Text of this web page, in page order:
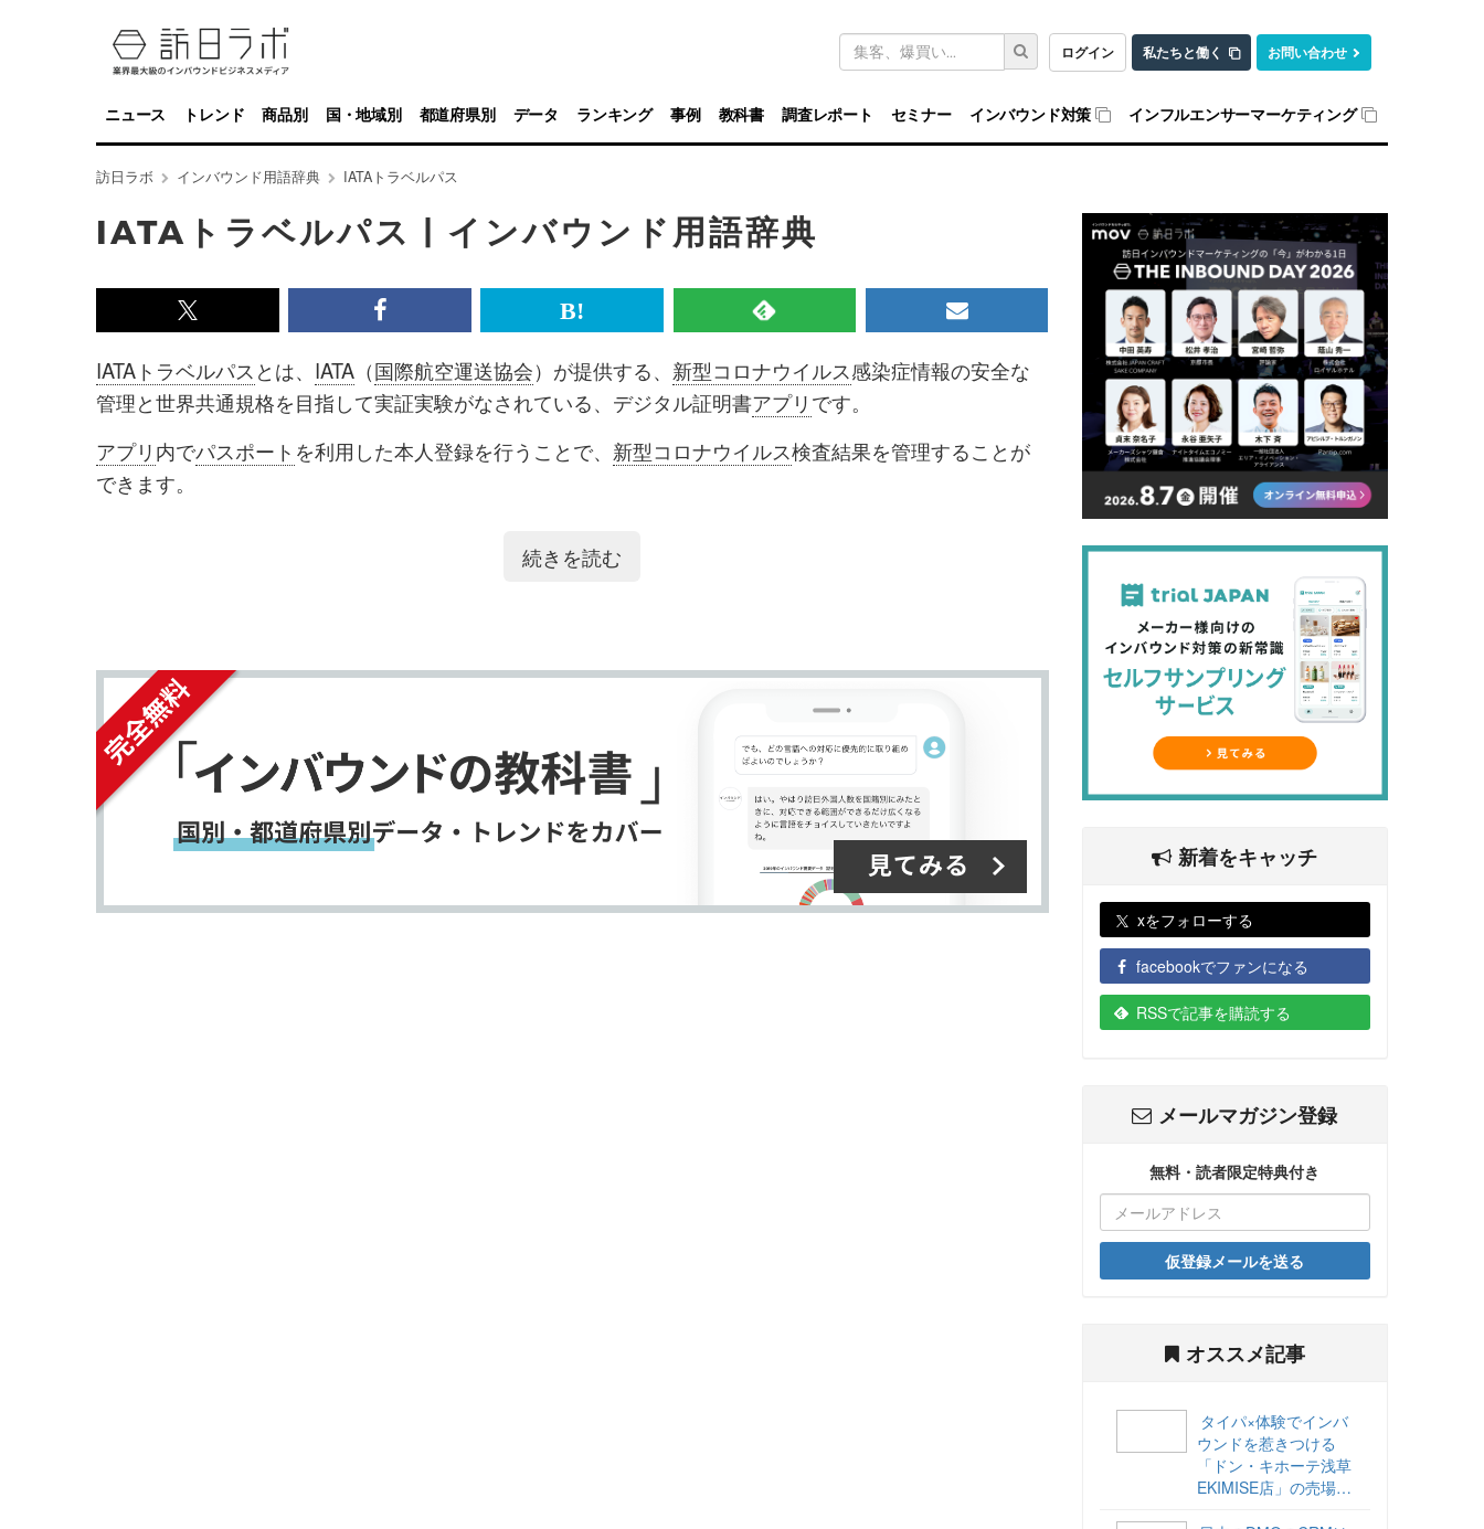
ログイン 私たちと働く お問い合わせ
キ
ワ
ド
検
索
ニュース トレンド 商品別 国・地域別 都道府県別 データ ランキング 事例 教科書 調査レポート セミナー インバウンド対策 インフルエンサーマーケティング
訪日ラボ インバウンド用語辞典 IATAトラベルパス
IATAトラベルパス | インバウンド用語辞典
x<br>
で
記
を
Facebook<br>
で
記
を
は
て
な
ッ
ー
追
RSS
で
記
事
を
メ
ル
登
IATAトラベルパス とは、 IATA （国際航空運送協会）が提供する、 新型コロナウイルス感染症情報の安全な
管理と世界共通規格を目指して実証実験がなされている、デジタル証明書アプリです。
アプリ内でパスポート を利用した本人登録を行うことで、 新型コロナウイルス検査結果を管理することが
できます。
す。また、空港のチェックインカウンターで「OK to Travel」を提示することで、搭乗手続きをスムーズに
続きを読む
新着をキャッチ
xをフォローする
facebookでファンになる
RSSで記事を購読する
メールマガジン登録
無料・読者限定特典付き
仮登録メールを送る
オススメ記事
タイパ×体験でインバ
ウンドを惹きつける
「ドン・キホーテ浅草
EKIMISE店」の売場づ